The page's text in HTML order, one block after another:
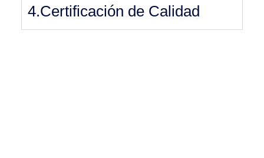
4.Certificación de Calidad